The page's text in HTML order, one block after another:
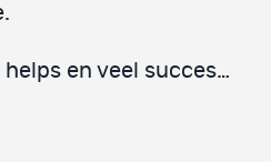
helps en veel succes…